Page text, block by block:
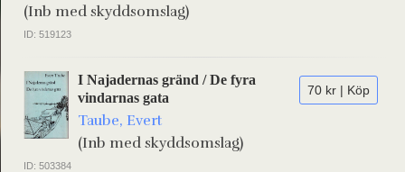
(Inb med skyddsomslag)
ID: 519123
70 kr | Köp
I Najadernas gränd / De fyra
vindarnas gata
Taube, Evert
(Inb med skyddsomslag)
ID: 503384